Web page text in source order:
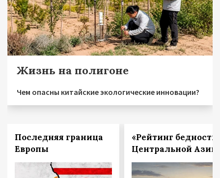
Жизнь на полигоне
Чем опасны китайские экологические инновации?
Последняя граница
Европы
«Рейтинг
Центральной Азии